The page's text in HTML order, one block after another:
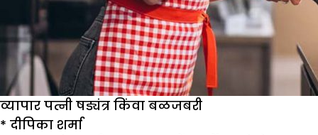
व्यापार पत्नी षड्यंत्र किंवा बळजबरी
* दीपिका शर्मा